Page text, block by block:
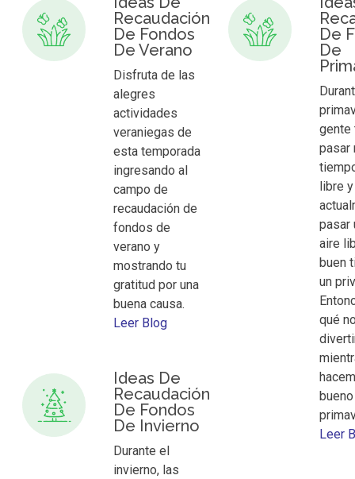
Recaudación
De Fondos
De Verano
Disfruta de las
alegres
actividades
veraniegas de
esta temporada
ingresando al
campo de
recaudación de
fondos de
verano y
mostrando tu
gratitud por una
buena causa.
Leer Blog
Ideas De
Recaudación
De Fondos
De Invierno
Durante el
invierno, las
De
De
gente
pasar
libre y
pasar
aire
buen
un
qué
Leer